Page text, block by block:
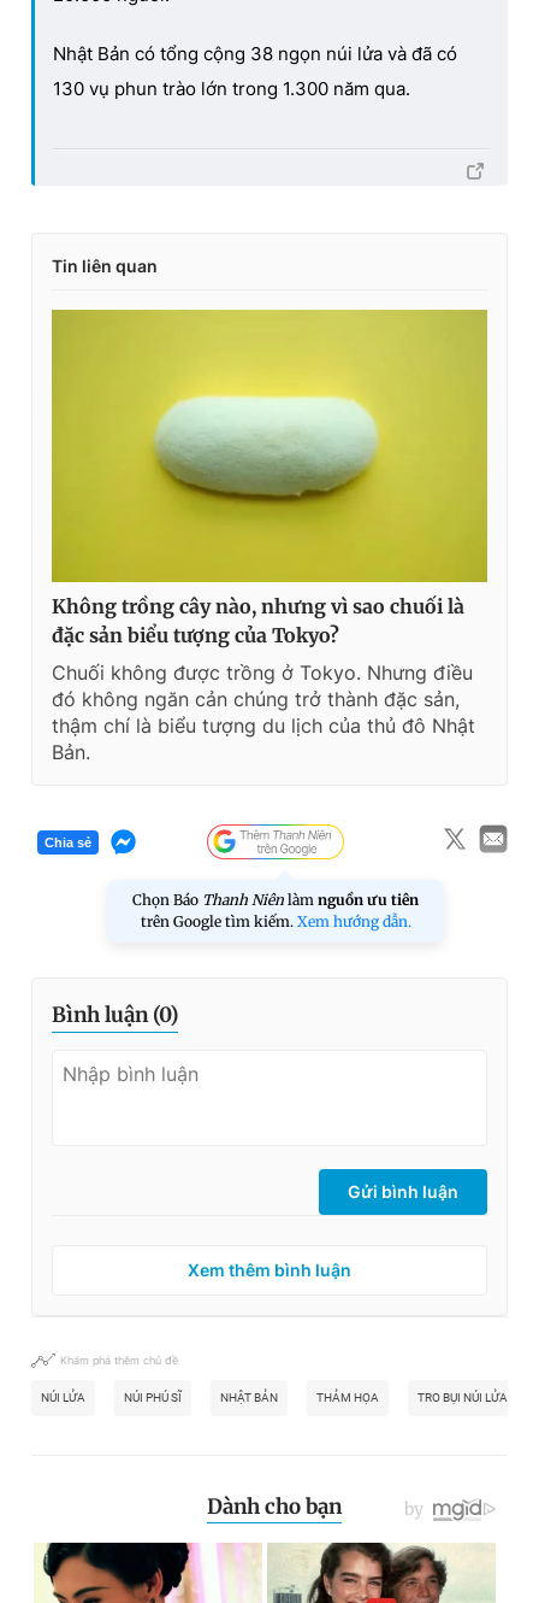
Nhật Bản có tổng cộng 38 ngọn núi lửa và đã có
130 vụ phun trào lớn trong 1.300 năm qua.
Tin liên quan
Không trồng cây nào, nhưng vì sao chuối là
đặc sản biểu tượng của Tokyo?
Chuối không được trồng ở Tokyo. Nhưng điều
đó không ngăn cản chúng trở thành đặc sản,
thậm chí là biểu tượng du lịch của thủ đô Nhật
Bản.
Chia sẻ
Chọn Báo Thanh Niên làm nguồn ưu tiên
trên Google tìm kiếm. Xem hướng dẫn.
Bình luận (0)
Gửi bình luận
Xem thêm bình luận
Khám phá thêm chủ đề
NÚI LỬA NÚI PHÚ SĨ NHẬT BẢN THẢM HỌA TRO BỤI NÚI LỬA